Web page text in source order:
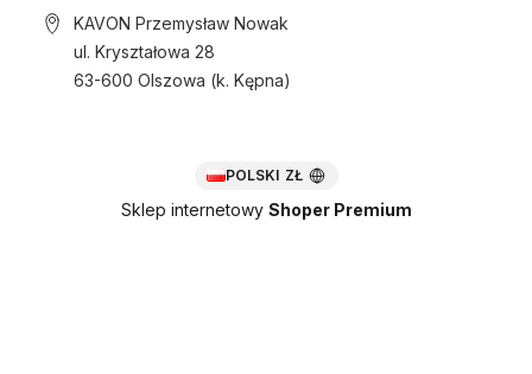
KAVON Przemysław Nowak
ul. Kryształowa 28
63-600 Olszowa (k. Kępna)
POLSKI ZŁ
Sklep internetowy Shoper Premium